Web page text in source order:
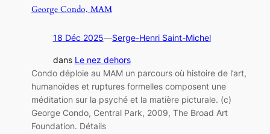
George Condo, MAM
18 Déc 2025—Serge-Henri Saint-Michel
dans Le nez dehors
Condo déploie au MAM un parcours où histoire de l’art,
humanoïdes et ruptures formelles composent une
méditation sur la psyché et la matière picturale. (c)
George Condo, Central Park, 2009, The Broad Art
Foundation. Détails